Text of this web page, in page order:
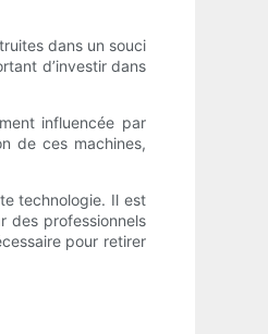
dans un souci
d’investir dans
influencée par
de ces machines,
technologie. Il est
des professionnels
pour retirer